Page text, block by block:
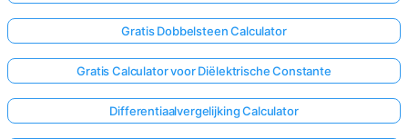
Gratis Dobbelsteen Calculator
Gratis Calculator voor Diëlektrische Constante
Differentiaalvergelijking Calculator